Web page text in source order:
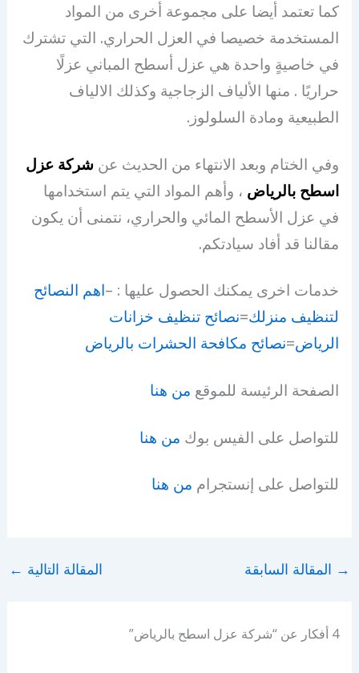
كما تعتمد أيضا على مجموعة أخرى من المواد
المستخدمة خصيصا في العزل الحراري. التي تشترك
في خاصيةٍ واحدة هي عزل أسطح المباني عزلًا
حراريًا . منها الألياف الزجاجية وكذلك الالياف
الطبيعية ومادة السلولوز.
وفي الختام وبعد الانتهاء من الحديث عن شركة عزل
اسطح بالرياض ، وأهم المواد التي يتم استخدامها
في عزل الأسطح المائي والحراري، نتمنى أن يكون
مقالنا قد أفاد سيادتكم.
خدمات اخرى يمكنك الحصول عليها : –اهم النصائح
لتنظيف منزلك=نصائح تنظيف خزانات
الرياض=نصائح مكافحة الحشرات بالرياض
الصفحة الرئيسة للموقع من هنا
للتواصل على الفيس بوك من هنا
للتواصل على إنستجرام من هنا
→ المقالة السابقة المقالة التالية ←
4 أفكار عن “شركة عزل اسطح بالرياض”